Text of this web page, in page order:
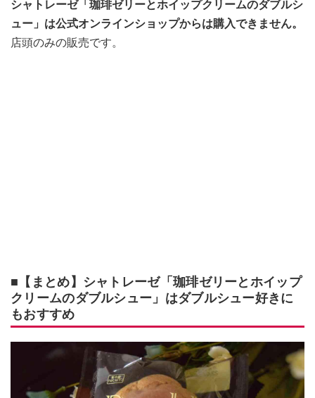
シャトレーゼ「珈琲ゼリーとホイップクリームのダブルシ
ュー」は公式オンラインショップからは購入できません。
店頭のみの販売です。
■【まとめ】シャトレーゼ「珈琲ゼリーとホイップ
クリームのダブルシュー」はダブルシュー好きに
もおすすめ